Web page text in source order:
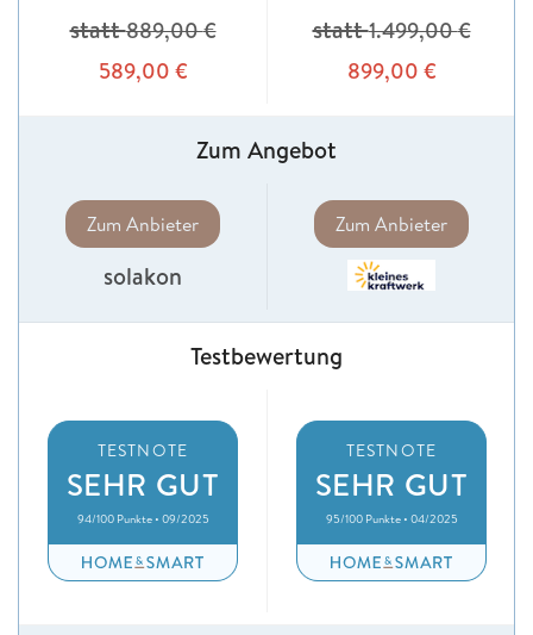
statt889,00€
589,00 €
statt1.499,00€
899,00 €
Zum Angebot
Zum Anbieter
solakon
Zum Anbieter
Testbewertung
TESTNOTE
SEHR GUT
94/100 Punkte • 09/2025
TESTNOTE
SEHR GUT
95/100 Punkte • 04/2025